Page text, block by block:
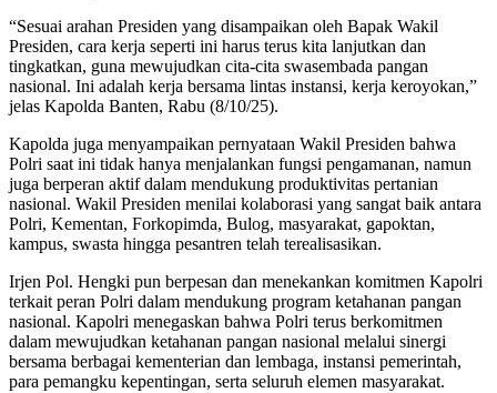
“Sesuai arahan Presiden yang disampaikan oleh Bapak Wakil
Presiden, cara kerja seperti ini harus terus kita lanjutkan dan
tingkatkan, guna mewujudkan cita-cita swasembada pangan
nasional. Ini adalah kerja bersama lintas instansi, kerja keroyokan,”
jelas Kapolda Banten, Rabu (8/10/25).
Kapolda juga menyampaikan pernyataan Wakil Presiden bahwa
Polri saat ini tidak hanya menjalankan fungsi pengamanan, namun
juga berperan aktif dalam mendukung produktivitas pertanian
nasional. Wakil Presiden menilai kolaborasi yang sangat baik antara
Polri, Kementan, Forkopimda, Bulog, masyarakat, gapoktan,
kampus, swasta hingga pesantren telah terealisasikan.
Irjen Pol. Hengki pun berpesan dan menekankan komitmen Kapolri
terkait peran Polri dalam mendukung program ketahanan pangan
nasional. Kapolri menegaskan bahwa Polri terus berkomitmen
dalam mewujudkan ketahanan pangan nasional melalui sinergi
bersama berbagai kementerian dan lembaga, instansi pemerintah,
para pemangku kepentingan, serta seluruh elemen masyarakat.